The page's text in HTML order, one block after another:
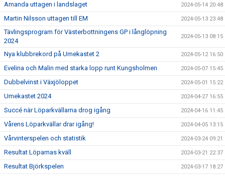
Amanda uttagen i landslaget 2024-05-14 20:48
Martin Nilsson uttagen till EM 2024-05-13 23:48
Tävlingsprogram för Västerbottningens GP i långlöpning
2024
2024-05-13 08:15
Nya klubbrekord på Umekastet 2 2024-05-12 16:50
Evelina och Malin med starka lopp runt Kungsholmen 2024-05-07 15:45
Dubbelvinst i Växjöloppet 2024-05-01 15:22
Umekastet 2024 2024-04-27 16:55
Succé när Löparkvällarna drog igång 2024-04-16 11:45
Vårens Löparkvällar drar igång! 2024-04-05 13:15
Vårvinterspelen och statistik 2024-03-24 09:21
Resultat Löparnas kväll 2024-03-21 22:37
Resultat Björkspelen 2024-03-17 18:27